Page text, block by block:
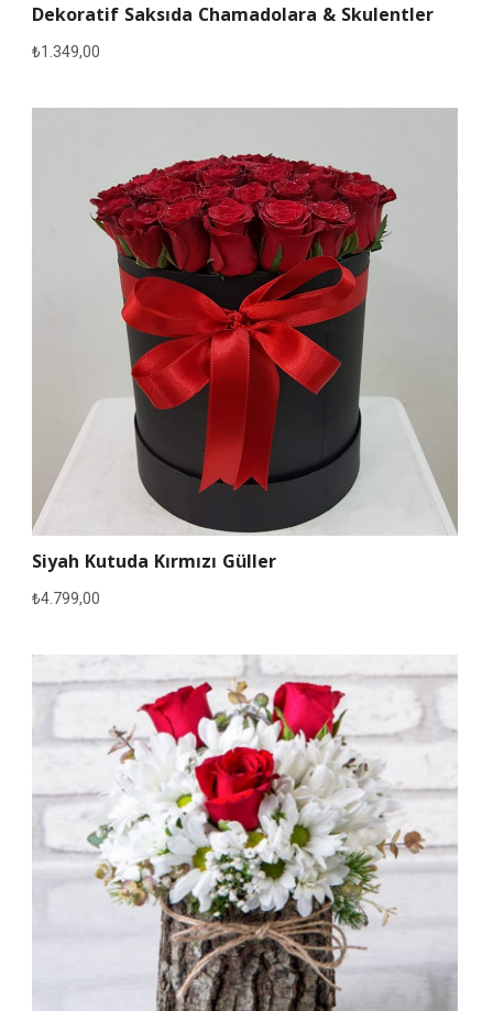
Dekoratif Saksıda Chamadolara & Skulentler
₺1.349,00
Siyah Kutuda Kırmızı Güller
₺4.799,00